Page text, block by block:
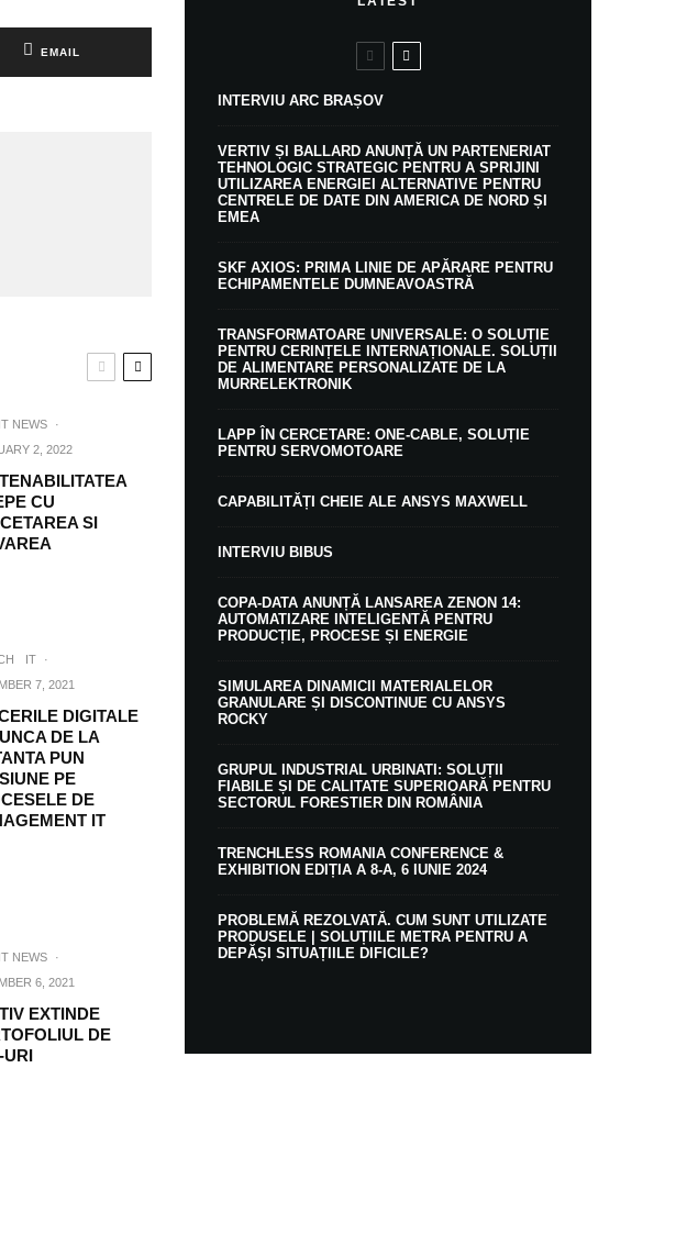
EMAIL
NEWS
·
2, 2022
CU
SI
IT
·
7, 2021
DIGITALE
DE LA
PUN
PE
DE
IT
NEWS
·
6, 2021
EXTINDE
DE
URI
INTERVIU ARC BRAȘOV
VERTIV ȘI BALLARD ANUNȚĂ UN PARTENERIAT
TEHNOLOGIC STRATEGIC PENTRU A SPRIJINI
UTILIZAREA ENERGIEI ALTERNATIVE PENTRU
CENTRELE DE DATE DIN AMERICA DE NORD ȘI
EMEA
SKF AXIOS: PRIMA LINIE DE APĂRARE PENTRU
ECHIPAMENTELE DUMNEAVOASTRĂ
TRANSFORMATOARE UNIVERSALE: O SOLUȚIE
PENTRU CERINȚELE INTERNAȚIONALE. SOLUȚII
DE ALIMENTARE PERSONALIZATE DE LA
MURRELEKTRONIK
LAPP ÎN CERCETARE: ONE-CABLE, SOLUȚIE
PENTRU SERVOMOTOARE
CAPABILITĂȚI CHEIE ALE ANSYS MAXWELL
INTERVIU BIBUS
COPA-DATA ANUNȚĂ LANSAREA ZENON 14:
AUTOMATIZARE INTELIGENTĂ PENTRU
PRODUCȚIE, PROCESE ȘI ENERGIE
SIMULAREA DINAMICII MATERIALELOR
GRANULARE ȘI DISCONTINUE CU ANSYS
ROCKY
GRUPUL INDUSTRIAL URBINATI: SOLUȚII
FIABILE ȘI DE CALITATE SUPERIOARĂ PENTRU
SECTORUL FORESTIER DIN ROMÂNIA
TRENCHLESS ROMANIA CONFERENCE &
EXHIBITION EDIȚIA A 8-A, 6 IUNIE 2024
PROBLEMĂ REZOLVATĂ. CUM SUNT UTILIZATE
PRODUSELE | SOLUȚIILE METRA PENTRU A
DEPĂȘI SITUAȚIILE DIFICILE?